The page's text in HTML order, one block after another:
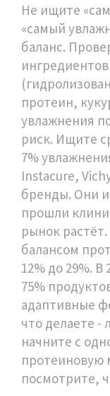
Не ищите
«самый
баланс.
протеин,
увлажнения
риск. Ищите
7%
Instacure,
бренды. Они
прошли
рынок растёт.
балансом
12% до 29%. В
75%
адаптивные
что делаете -
начните с
протеиновую
посмотрите,